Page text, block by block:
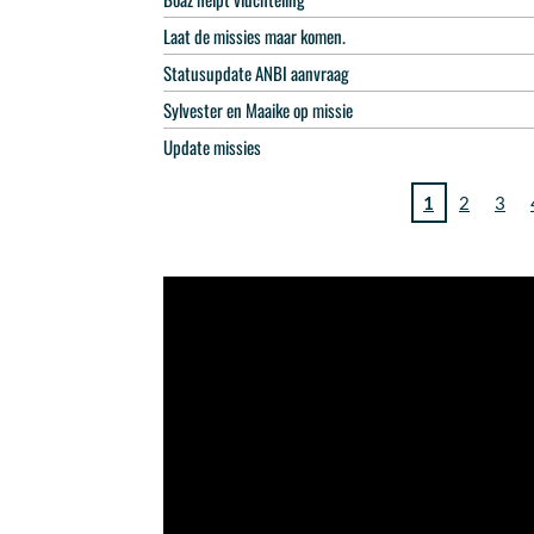
Laat de missies maar komen.
Statusupdate ANBI aanvraag
Sylvester en Maaike op missie
Update missies
1 2 3